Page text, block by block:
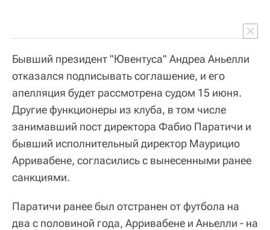
Бывший президент "Ювентуса" Андреа Аньелли
отказался подписывать соглашение, и его
апелляция будет рассмотрена судом 15 июня.
Другие функционеры из клуба, в том числе
занимавший пост директора Фабио Паратичи и
бывший исполнительный директор Маурицио
Арривабене, согласились с вынесенными ранее
санкциями.
Паратичи ранее был отстранен от футбола на
два с половиной года, Арривабене и Аньелли - на